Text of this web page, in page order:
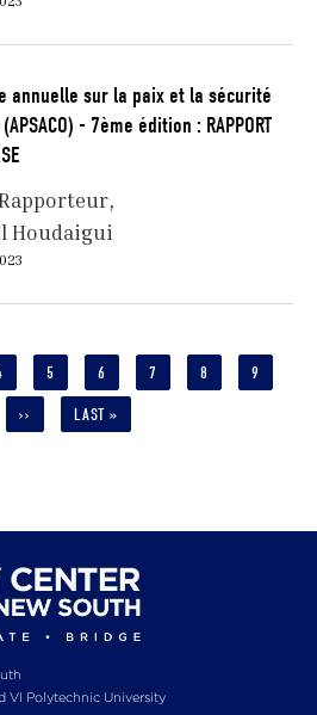
annuelle sur la paix et la sécurité
- 7ème édition : RAPPORT
Houdaigui
PAGE
5 PAGE
6 PAGE
7 PAGE
8 PAGE
9
NEXT
››
LAST
LAST »
VI Polytechnic University